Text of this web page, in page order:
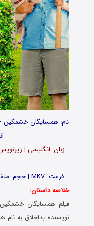
نام: همسایگان خشمگین
فرمت: MKV | حجم: متفاوت | محصول آمریکا | امتیاز: 3.9 از 10
خلاصه داستان:
نویسنده بداخلاق به